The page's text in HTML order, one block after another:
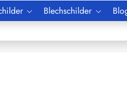
Blechschilder